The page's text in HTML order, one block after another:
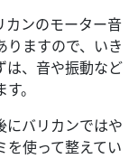
カンのモーター音
りますので、いき
は、音や振動など
。
にバリカンではや
を使って整えてい